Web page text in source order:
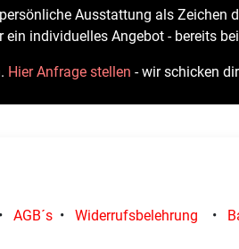
Ausstattung als Zeichen
ein individuelles Angebot - bereits
Hier Anfrage stellen - wir schicken
• AGB´s • Widerrufsbelehrung •